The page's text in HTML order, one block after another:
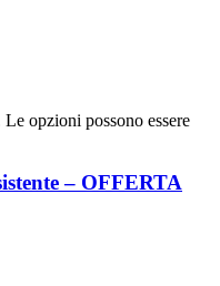
opzioni possono essere
– OFFERTA